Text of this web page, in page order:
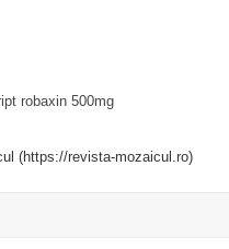
robaxin 500mg
(https://revista-mozaicul.ro)